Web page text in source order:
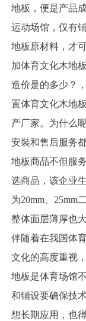
地板，便是产品
运动场馆，仅有
地板原材料，才
加体育文化木地
造价是的多少？
置体育文化木地
产厂家。为什么
安裝和售后服务
地板商品不但服
选商品，该企业
为20mm、25mm
整体面层薄厚也
伴随着在我国体
文化的高度重视
地板是体育场馆
和铺设要确保技
想长期应用，也